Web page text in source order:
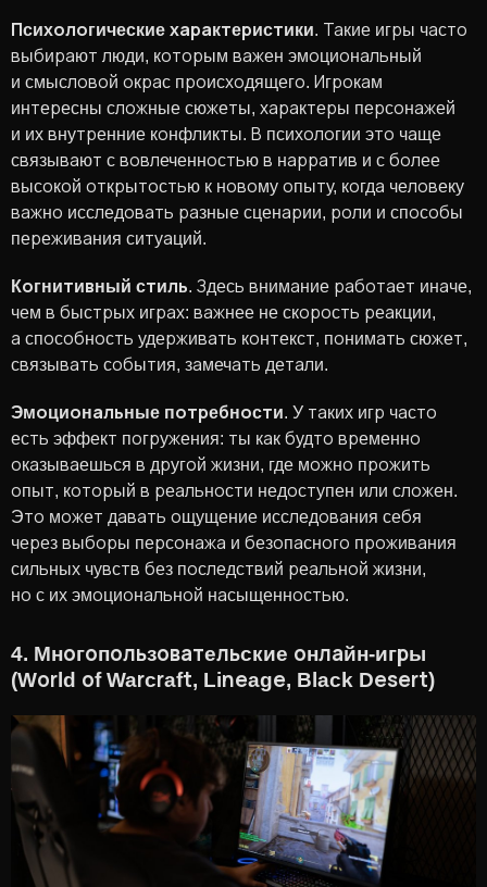
Психологические характеристики. Такие игры часто
выбирают люди, которым важен эмоциональный
и смысловой окрас происходящего. Игрокам
интересны сложные сюжеты, характеры персонажей
и их внутренние конфликты. В психологии это чаще
связывают с вовлеченностью в нарратив и с более
высокой открытостью к новому опыту, когда человеку
важно исследовать разные сценарии, роли и способы
переживания ситуаций.
Когнитивный стиль. Здесь внимание работает иначе,
чем в быстрых играх: важнее не скорость реакции,
а способность удерживать контекст, понимать сюжет,
связывать события, замечать детали.
Эмоциональные потребности. У таких игр часто
есть эффект погружения: ты как будто временно
оказываешься в другой жизни, где можно прожить
опыт, который в реальности недоступен или сложен.
Это может давать ощущение исследования себя
через выборы персонажа и безопасного проживания
сильных чувств без последствий реальной жизни,
но с их эмоциональной насыщенностью.
4. Многопользовательские онлайн-игры
(World of Warcraft, Lineage, Black Desert)